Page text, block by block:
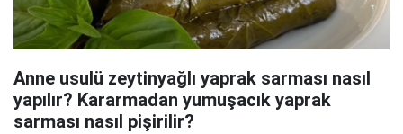
Anne usulü zeytinyağlı yaprak sarması nasıl
yapılır? Kararmadan yumuşacık yaprak
sarması nasıl pişirilir?